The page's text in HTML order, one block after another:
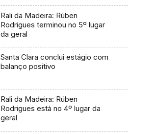
Rali da Madeira: Rúben
Rodrigues terminou no 5º lugar
da geral
Santa Clara conclui estágio com
balanço positivo
Rali da Madeira: Rúben
Rodrigues está no 4º lugar da
geral